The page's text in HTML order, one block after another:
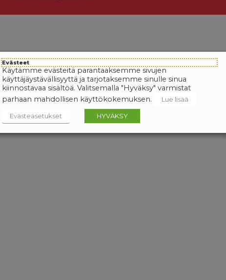
Evästeet
Käytämme evästeitä parantaaksemme sivujen
käyttäjäystävällisyyttä ja tarjotaksemme sinulle sinua
kiinnostavaa sisältöä. Valitsemalla "Hyväksy" varmistat
parhaan mahdollisen käyttökokemuksen.
Lue lisää
Evästeasetukset HYVÄKSY